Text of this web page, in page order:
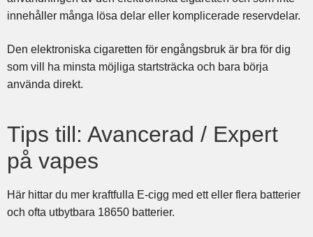
innehåller många lösa delar eller komplicerade reservdelar.
Den elektroniska cigaretten för engångsbruk är bra för dig
som vill ha minsta möjliga startsträcka och bara börja
använda direkt.
Tips till: Avancerad / Expert
på vapes
Här hittar du mer kraftfulla E-cigg med ett eller flera batterier
och ofta utbytbara 18650 batterier.